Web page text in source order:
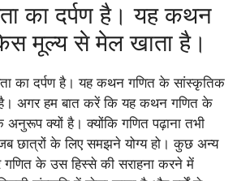
का दर्पण है। यह कथन
मूल्य से मेल खाता है।
का दर्पण है। यह कथन गणित के सांस्कृतिक
अगर हम बात करें कि यह कथन गणित के
क्यों है। क्योंकि गणित पढ़ाना तभी
छात्रों के लिए समझने योग्य हो। कुछ अन्य
गणित के उस हिस्से की सराहना करने में